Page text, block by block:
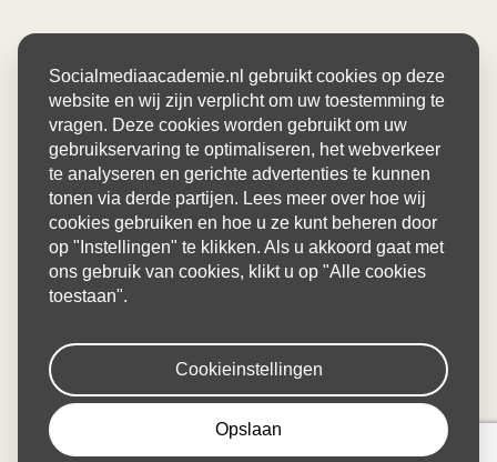
Socialmediaacademie.nl gebruikt cookies op deze
website en wij zijn verplicht om uw toestemming te
vragen. Deze cookies worden gebruikt om uw
gebruikservaring te optimaliseren, het webverkeer
te analyseren en gerichte advertenties te kunnen
tonen via derde partijen. Lees meer over hoe wij
cookies gebruiken en hoe u ze kunt beheren door
op "Instellingen" te klikken. Als u akkoord gaat met
ons gebruik van cookies, klikt u op "Alle cookies
toestaan".
Cookieinstellingen
Opslaan